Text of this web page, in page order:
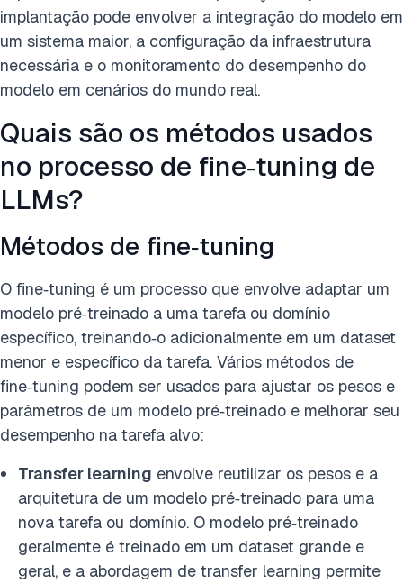
implantação pode envolver a integração do modelo em
um sistema maior, a configuração da infraestrutura
necessária e o monitoramento do desempenho do
modelo em cenários do mundo real.
Quais são os métodos usados
no processo de fine‑tuning de
LLMs?
Métodos de fine‑tuning
O fine‑tuning é um processo que envolve adaptar um
modelo pré‑treinado a uma tarefa ou domínio
específico, treinando‑o adicionalmente em um dataset
menor e específico da tarefa. Vários métodos de
fine‑tuning podem ser usados para ajustar os pesos e
parâmetros de um modelo pré‑treinado e melhorar seu
desempenho na tarefa alvo:
Transfer learning envolve reutilizar os pesos e a
arquitetura de um modelo pré‑treinado para uma
nova tarefa ou domínio. O modelo pré‑treinado
geralmente é treinado em um dataset grande e
geral, e a abordagem de transfer learning permite